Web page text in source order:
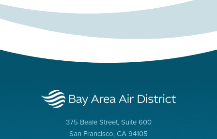
375 Beale Street, Suite 600
San Francisco, CA 94105